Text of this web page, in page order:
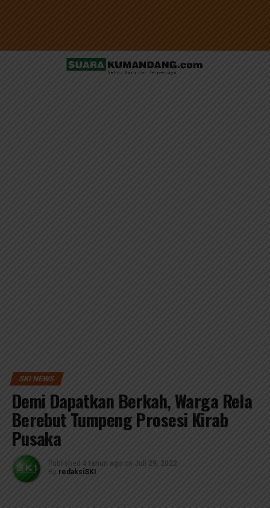
SKI NEWS
Demi Dapatkan Berkah, Warga Rela
Berebut Tumpeng Prosesi Kirab
Pusaka
Published 4 tahun ago on Juli 29, 2022
By redaksiSKI